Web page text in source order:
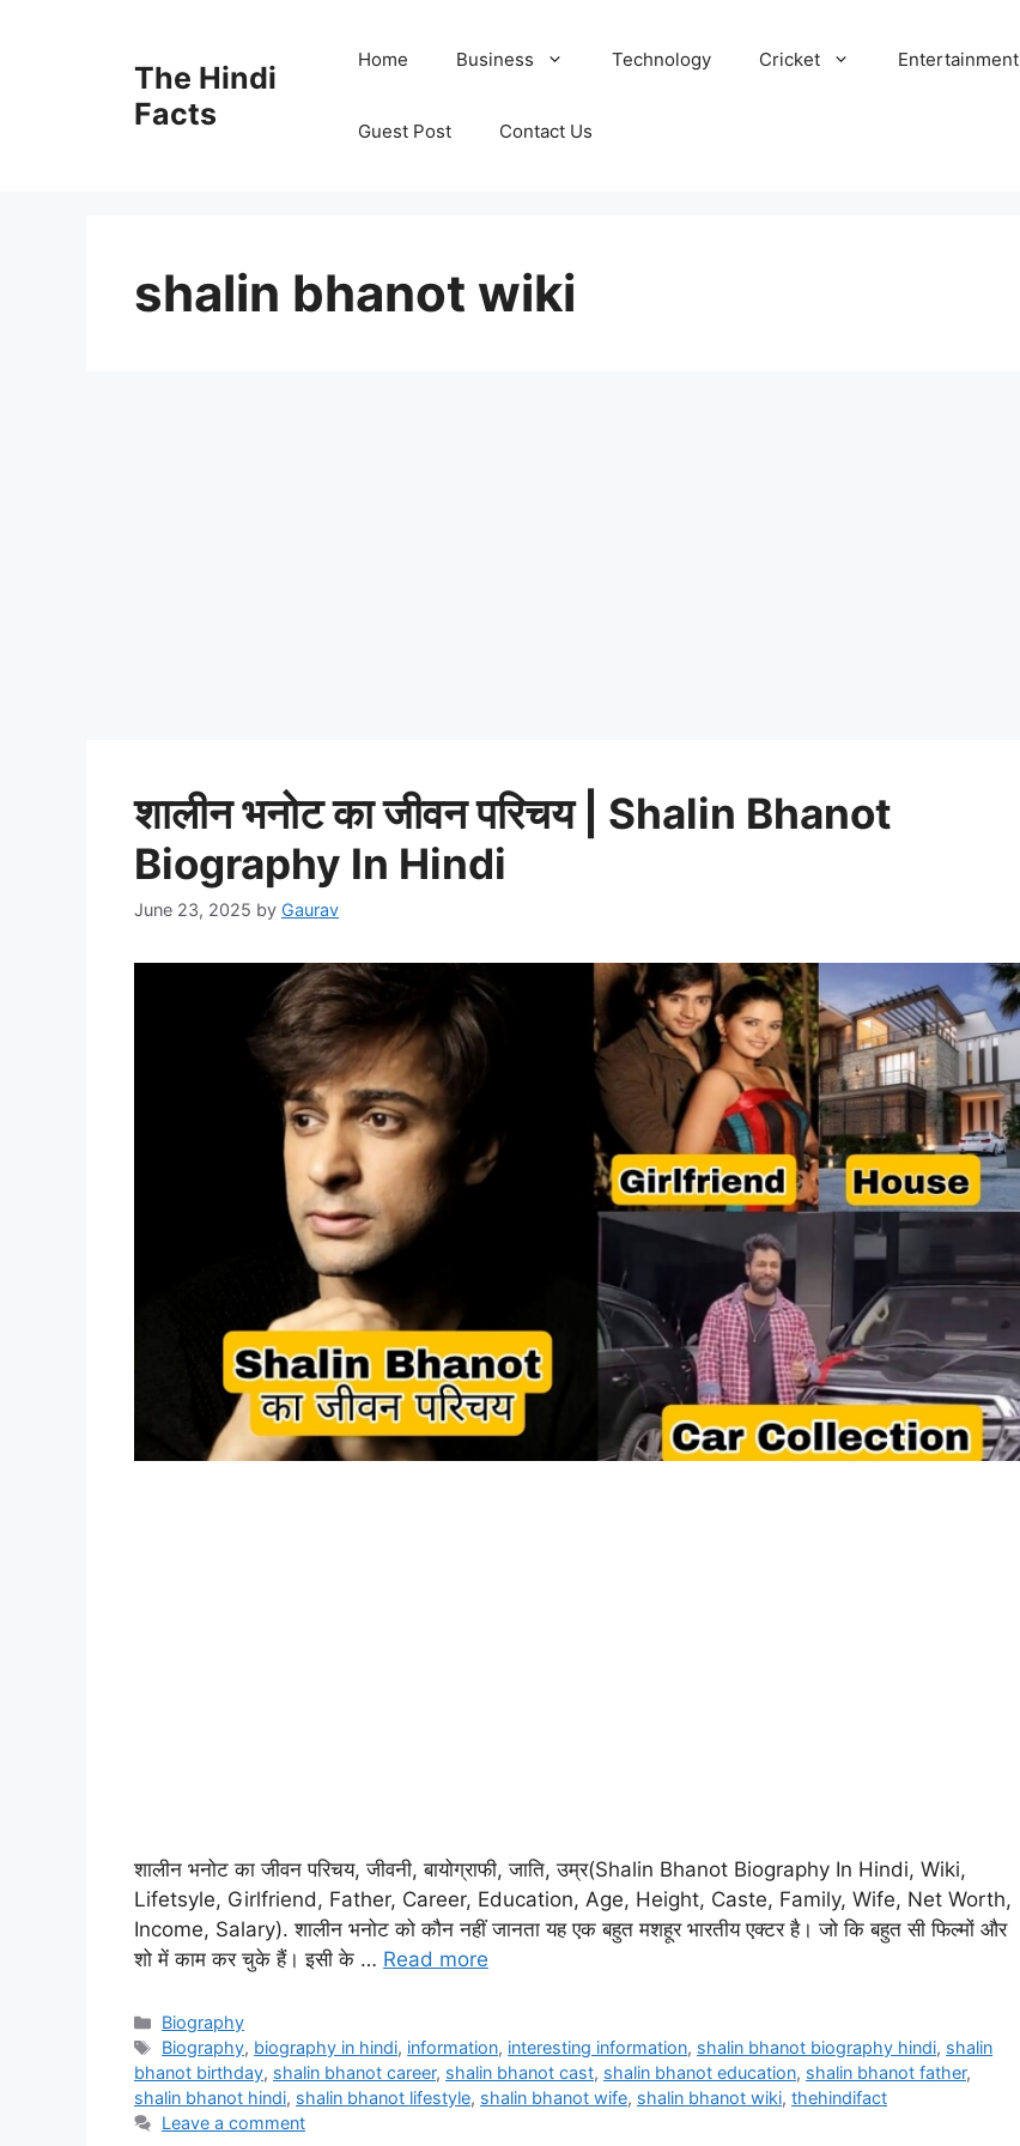
The Hindi
Facts
Home Business Technology Cricket Entertainment
Guest Post Contact Us
shalin bhanot wiki
शालीन भनोट का जीवन परिचय | Shalin Bhanot
Biography In Hindi
June 23, 2025 by Gaurav
शालीन भनोट का जीवन परिचय, जीवनी, बायोग्राफी, जाति, उम्र(Shalin Bhanot Biography In Hindi, Wiki,
Lifetsyle, Girlfriend, Father, Career, Education, Age, Height, Caste, Family, Wife, Net Worth,
Income, Salary). शालीन भनोट को कौन नहीं जानता यह एक बहुत मशहूर भारतीय एक्टर है। जो कि बहुत सी फिल्मों और
शो में काम कर चुके हैं। इसी के … Read more
Biography
Biography, biography in hindi, information, interesting information, shalin bhanot biography hindi, shalin
bhanot birthday, shalin bhanot career, shalin bhanot cast, shalin bhanot education, shalin bhanot father,
shalin bhanot hindi, shalin bhanot lifestyle, shalin bhanot wife, shalin bhanot wiki, thehindifact
Leave a comment